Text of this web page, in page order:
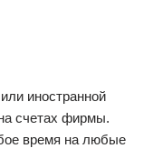
иностранной
счетах фирмы.
время на любые